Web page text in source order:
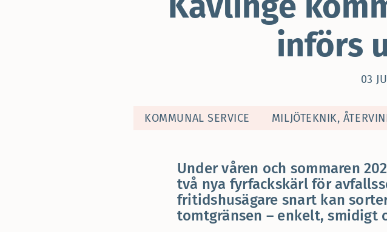
införs
03
KOMMUNAL SERVICE MILJÖTEKNIK,
Under våren och sommaren
två nya fyrfackskärl för
fritidshusägare snart kan
tomtgränsen – enkelt, smidigt